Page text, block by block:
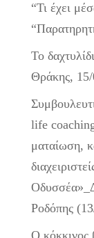
“Τι έχει
Το
Θράκης,
life
ματαίωση,
Ροδόπης
Ο κόκκινος